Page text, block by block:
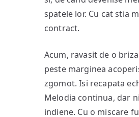
spatele lor. Cu cat stia
contract.
Acum, ravasit de o
peste marginea
zgomot. Isi recapata
Melodia continua, dar
indiene. Cu o miscare